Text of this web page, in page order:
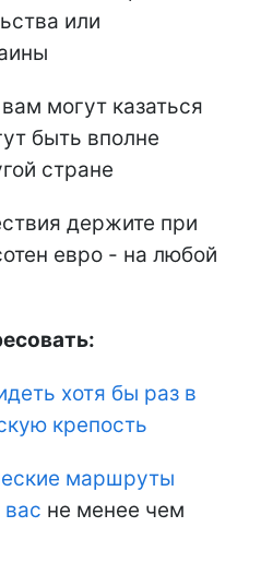
или
могут казаться
быть вполне
стране
держите при
евро - на любой
хотя бы раз в
крепость
маршруты
не менее чем